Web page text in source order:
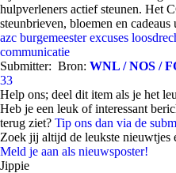
hulpverleners actief steunen. Het
steunbrieven, bloemen en cadeaus
azc burgemeester excuses
communicatie
Submitter: Bron: WNL / NOS /
33
Help ons; deel dit item als je het
Heb je een leuk of interessant
terug ziet? Tip ons dan via de
Zoek jij altijd de leukste nieuwtjes
Meld je aan als nieuwsposter!
Jippie